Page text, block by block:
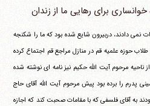
برای رهایی ما از زندان
نمی دادند، دربیرون شایع شده بود که ما را شکنجه
حوزه علمیه قم در منازل مراجع قم اجتماع کرده
ناحیه مرحوم آیت الله حکیم نیز نامه ای نوشته شده
ابراهیم امینی پدرم را برده بود پیش مرحوم آیت الله آقای حاج
به آقای فلسفی که با مقامات صحبت کند که اجازه